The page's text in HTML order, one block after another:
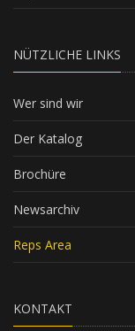
NÜTZLICHE LINKS
Wer sind wir
Der Katalog
Brochüre
Newsarchiv
Reps Area
KONTAKT